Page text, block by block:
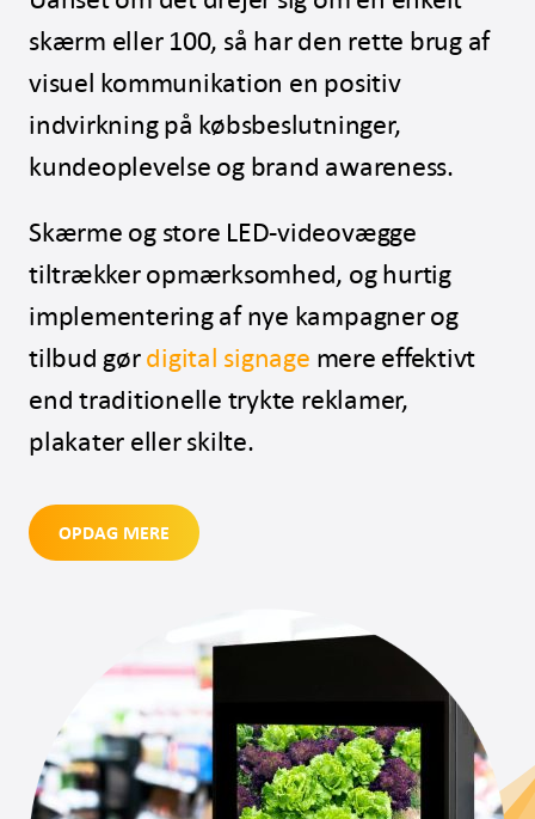
skærm eller 100, så har den rette brug af
visuel kommunikation en positiv
indvirkning på købsbeslutninger,
kundeoplevelse og brand awareness.
Skærme og store LED-videovægge
tiltrækker opmærksomhed, og hurtig
implementering af nye kampagner og
tilbud gørdigital signage mere effektivt
end traditionelle trykte reklamer,
plakater eller skilte.
OPDAG MERE